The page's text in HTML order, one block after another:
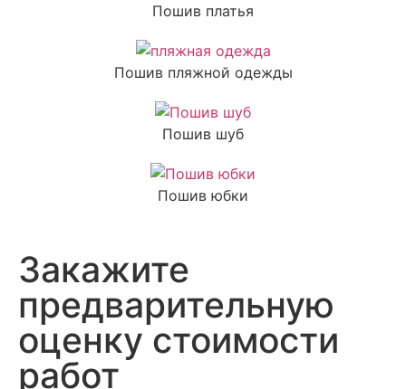
Пошив платья
Пошив пляжной одежды
Пошив шуб
Пошив юбки
Закажите
предварительную
оценку стоимости
работ